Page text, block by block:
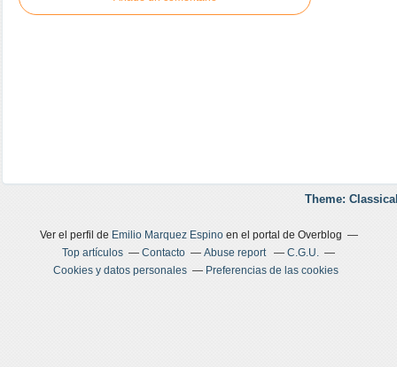
Theme:
Ver el perfil de Emilio Marquez Espinoen el portal de Overblog
Top artículos
Contacto Abuse report
C.G.U.
Cookies y datos personales
Preferencias de las cookies